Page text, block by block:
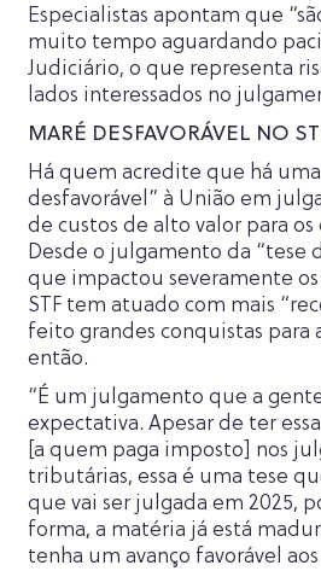
Especialistas apontam que
muito tempo aguardando
Judiciário, o que representa
lados interessados no
MARÉ DESFAVORÁVEL NO
Há quem acredite que há
desfavorável” à União em
de custos de alto valor para
Desde o julgamento da “tese
que impactou severamente
STF tem atuado com mais
feito grandes conquistas para
então.
“É um julgamento que a
expectativa. Apesar de ter
[a quem paga imposto] nos
tributárias, essa é uma tese
que vai ser julgada em 2025,
forma, a matéria já está
tenha um avanço favorável